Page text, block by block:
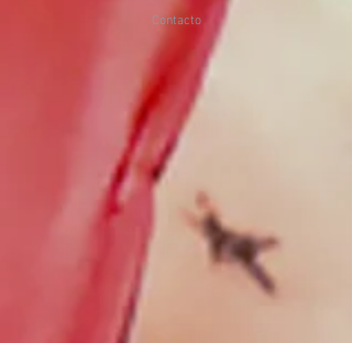
Contacto